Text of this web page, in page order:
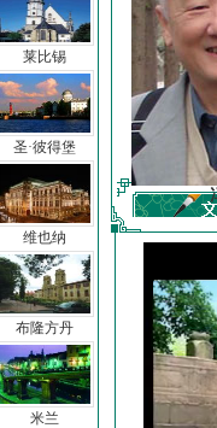
莱比锡
圣·彼得堡
维也纳
布隆方丹
米兰
冯亦同